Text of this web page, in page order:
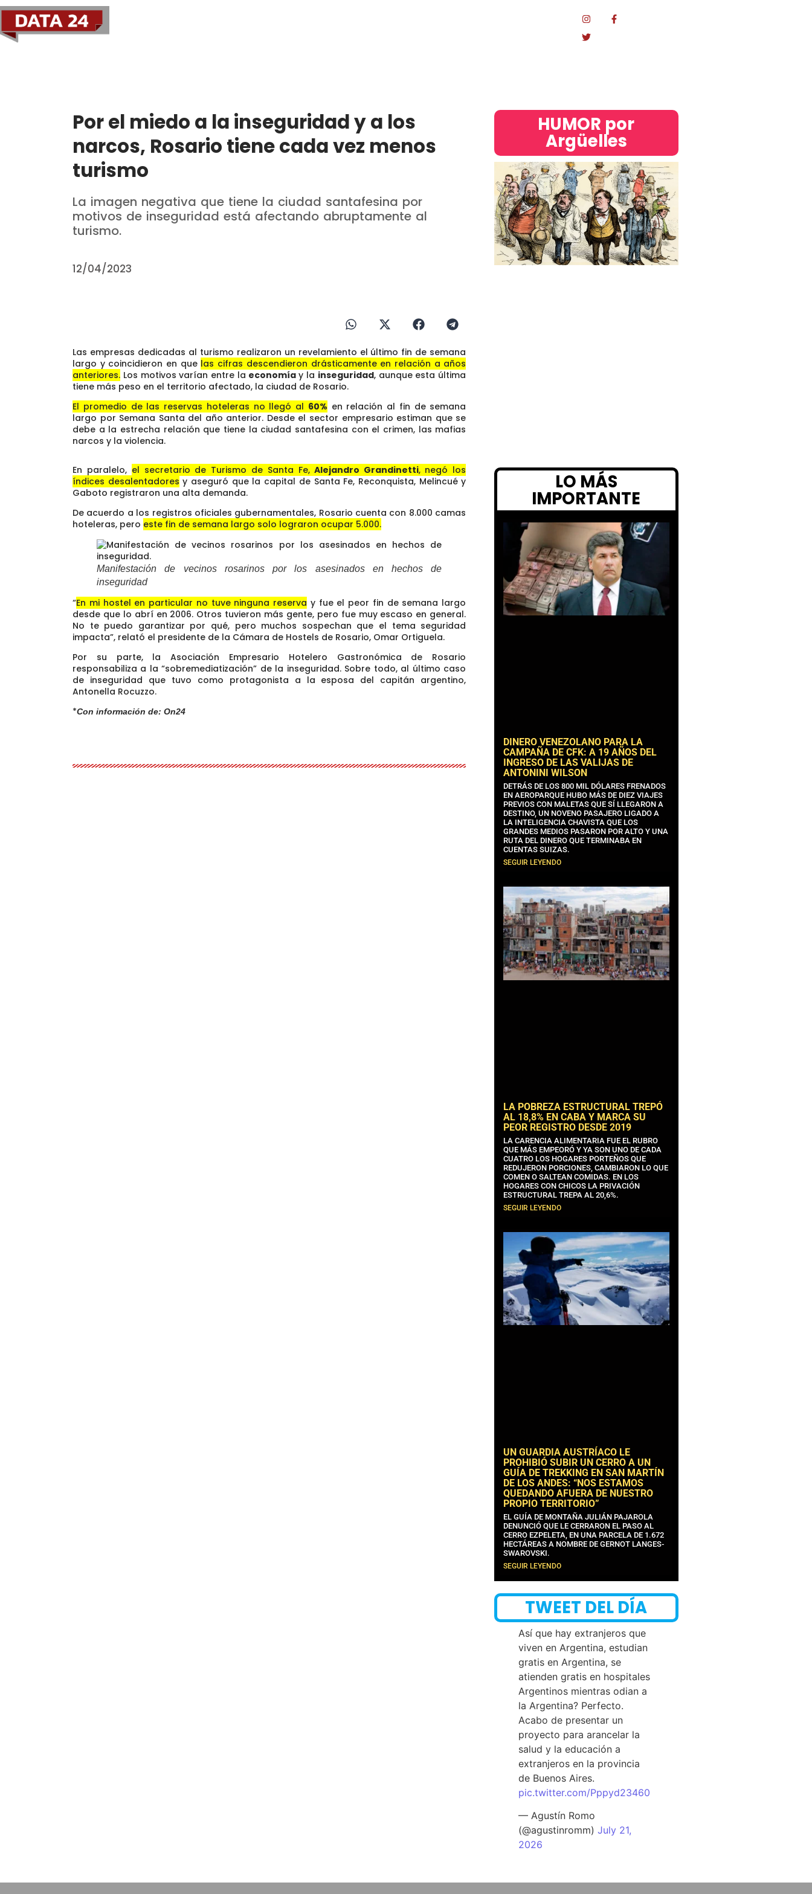
Por el miedo a la inseguridad y a los
narcos, Rosario tiene cada vez menos
turismo
La imagen negativa que tiene la ciudad santafesina por
motivos de inseguridad está afectando abruptamente al
turismo.
12/04/2023
Las empresas dedicadas al turismo realizaron un revelamiento el último fin de semana
largo y coincidieron en que las cifras descendieron drásticamente en relación a años
anteriores. Los motivos varían entre la economíay la inseguridad, aunque esta última
tiene más peso en el territorio afectado, la ciudad de Rosario.
El promedio de las reservas hoteleras no llegó al 60% en relación al fin de semana
largo por Semana Santa del año anterior. Desde el sector empresario estiman que se
debe a la estrecha relación que tiene la ciudad santafesina con el crimen, las mafias
narcos y la violencia.
En paralelo, el secretario de Turismo de Santa Fe,Alejandro Grandinetti, negó los
índices desalentadores y aseguró que la capital de Santa Fe, Reconquista, Melincué y
Gaboto registraron una alta demanda.
De acuerdo a los registros oficiales gubernamentales, Rosario cuenta con 8.000 camas
hoteleras, pero este fin de semana largo solo lograron ocupar 5.000.
Manifestación de vecinos rosarinos por los asesinados en hechos de
inseguridad
“En mi hostel en particular no tuve ninguna reserva y fue el peor fin de semana largo
desde que lo abrí en 2006. Otros tuvieron más gente, pero fue muy escaso en general.
No te puedo garantizar por qué, pero muchos sospechan que el tema seguridad
impacta”, relató el presidente de la Cámara de Hostels de Rosario, Omar Ortiguela.
Por su parte, la Asociación Empresario Hotelero Gastronómica de Rosario
responsabiliza a la “sobremediatización” de la inseguridad. Sobre todo, al último caso
de inseguridad que tuvo como protagonista a la esposa del capitán argentino,
Antonella Rocuzzo.
*Con información de: On24
HUMOR por
Argüelles​
LO MÁS
IMPORTANTE
DINERO VENEZOLANO PARA LA
CAMPAÑA DE CFK: A 19 AÑOS DEL
INGRESO DE LAS VALIJAS DE
ANTONINI WILSON
DETRÁS DE LOS 800 MIL DÓLARES FRENADOS
EN AEROPARQUE HUBO MÁS DE DIEZ VIAJES
PREVIOS CON MALETAS QUE SÍ LLEGARON A
DESTINO, UN NOVENO PASAJERO LIGADO A
LA INTELIGENCIA CHAVISTA QUE LOS
GRANDES MEDIOS PASARON POR ALTO Y UNA
RUTA DEL DINERO QUE TERMINABA EN
CUENTAS SUIZAS.
SEGUIR LEYENDO
LA POBREZA ESTRUCTURAL TREPÓ
AL 18,8% EN CABA Y MARCA SU
PEOR REGISTRO DESDE 2019
LA CARENCIA ALIMENTARIA FUE EL RUBRO
QUE MÁS EMPEORÓ Y YA SON UNO DE CADA
CUATRO LOS HOGARES PORTEÑOS QUE
REDUJERON PORCIONES, CAMBIARON LO QUE
COMEN O SALTEAN COMIDAS. EN LOS
HOGARES CON CHICOS LA PRIVACIÓN
ESTRUCTURAL TREPA AL 20,6%.
SEGUIR LEYENDO
UN GUARDIA AUSTRÍACO LE
PROHIBIÓ SUBIR UN CERRO A UN
GUÍA DE TREKKING EN SAN MARTÍN
DE LOS ANDES: “NOS ESTAMOS
QUEDANDO AFUERA DE NUESTRO
PROPIO TERRITORIO”
EL GUÍA DE MONTAÑA JULIÁN PAJAROLA
DENUNCIÓ QUE LE CERRARON EL PASO AL
CERRO EZPELETA, EN UNA PARCELA DE 1.672
HECTÁREAS A NOMBRE DE GERNOT LANGES-
SWAROVSKI.
SEGUIR LEYENDO
TWEET DEL DÍA
Así que hay extranjeros que
viven en Argentina, estudian
gratis en Argentina, se
atienden gratis en hospitales
Argentinos mientras odian a
la Argentina? Perfecto.
Acabo de presentar un
proyecto para arancelar la
salud y la educación a
extranjeros en la provincia
de Buenos Aires.
pic.twitter.com/Pppyd23460
— Agustín Romo
(@agustinromm)July 21,
2026